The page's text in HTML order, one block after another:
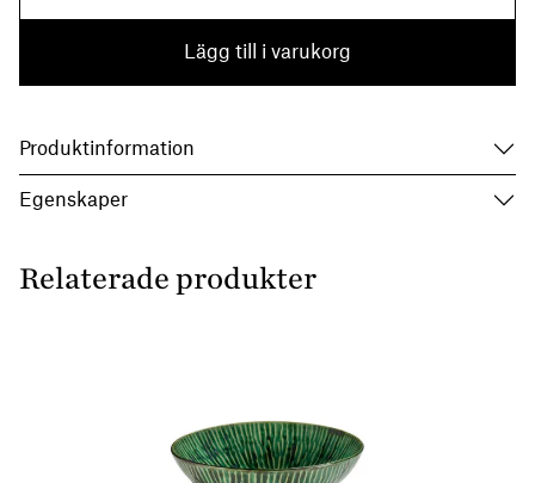
Lägg till i varukorg
Produktinformation
Egenskaper
Relaterade produkter